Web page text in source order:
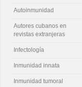
Autoinmunidad
Autores cubanos en
revistas extranjeras
Infectología
Inmunidad innata
Inmunidad tumoral